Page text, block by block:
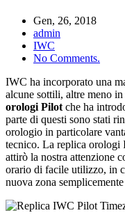
Gen, 26, 2018
admin
IWC
No Comments.
IWC ha incorporato una
alcune sottili, altre meno
orologi Pilot che ha
parte di questi sono stati
orologio in particolare
tecnico. La replica orologi
attirò la nostra attenzione
orario di facile utilizzo, in
nuova zona